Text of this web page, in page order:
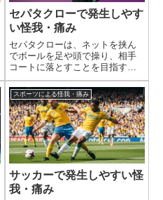
セパタクローで発生しやす
い怪我・痛み
セパタクローは、ネットを挟ん
でボールを足や頭で操り、相手
コートに落とすことを目指す、
非常にアクロバティックで瞬発
性を要するスポーツです。高所
からのキック、跳び蹴り、アタ
ック、そして着地時の衝撃な
ど、全身、特に下半身に極限的
な負荷がかかります...
スポーツによる怪我・痛み
サッカーで発生しやすい怪
我・痛み